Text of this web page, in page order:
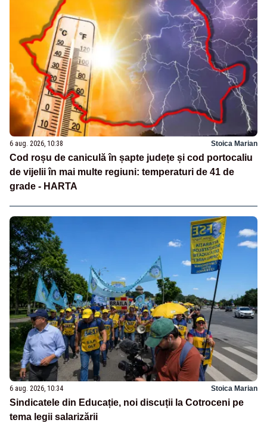
6 aug. 2026, 10:38 Stoica Marian
Cod roșu de caniculă în șapte județe și cod portocaliu
de vijelii în mai multe regiuni: temperaturi de 41 de
grade - HARTA
6 aug. 2026, 10:34 Stoica Marian
Sindicatele din Educație, noi discuții la Cotroceni pe
tema legii salarizării